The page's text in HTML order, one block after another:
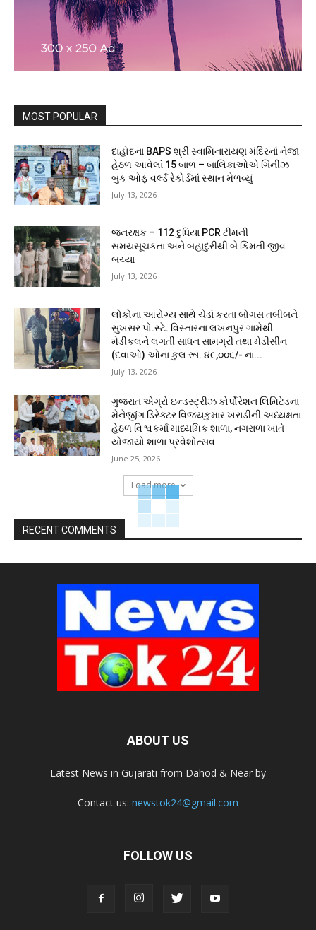
MOST POPULAR
દાહોદના BAPS શ્રી સ્વામિનારાયણ મંદિરનાં નેજા
હેઠળ આવેલાં 15 બાળ – બાલિકાઓએ ગિનીઝ
બુક ઓફ વર્લ્ડ રેકોર્ડમાં સ્થાન મેળવ્યું
July 13, 2026
જનરક્ષક – 112 દુધિયા PCR ટીમની
સમયસૂચકતા અને બહાદુરીથી બે કિંમતી જીવ
બચ્યા
July 13, 2026
લોકોના આરોગ્ય સાથે ચેડાં કરતા બોગસ તબીબને
સુખસર પો.સ્ટે. વિસ્તારના લખનપુર ગામેથી
મેડીકલને લગતી સાધન સામગ્રી તથા મેડીસીન
(દવાઓ) ઓના કુલ રૂા. ૪૯,૦૦૬/- ના...
July 13, 2026
ગુજરાત એગ્રો ઇન્ડસ્ટ્રીઝ કોર્પોરેશન લિમિટેડના
મેનેજીંગ ડિરેક્ટર વિજયકુમાર ખરાડીની અધ્યક્ષતા
હેઠળ વિશ્વકર્મા માધ્યમિક શાળા, નગરાળા ખાતે
યોજાયો શાળા પ્રવેશોત્સવ
June 25, 2026
Load more
RECENT COMMENTS
ABOUT US
Latest News in Gujarati from Dahod & Near by
Contact us: newstok24@gmail.com
FOLLOW US